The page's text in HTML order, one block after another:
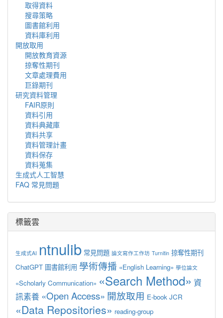
取得資料
搜尋策略
圖書館利用
資料庫利用
開放取用
開放教育資源
掠奪性期刊
文章處理費用
巨錄期刊
研究資料管理
FAIR原則
資料引用
資料典藏庫
資料共享
資料管理計畫
資料保存
資料蒐集
生成式人工智慧
FAQ 常見問題
標籤雲
生成式AI ntnulib 常見問題 論文寫作工作坊 Turnitin 掠奪性期刊
ChatGPT 圖書館利用 學術傳播 «English Learning» 學位論文
«Scholarly Communication» «Search Method» 資
訊素養 «Open Access» 開放取用 E-book JCR
«Data Repositories» reading-group